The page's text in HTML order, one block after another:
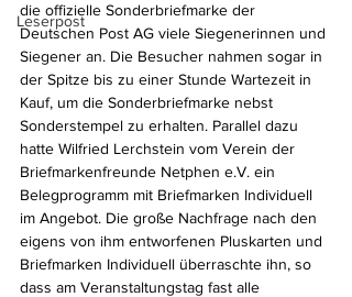
Leserpost
die offizielle Sonderbriefmarke der
Deutschen Post AG viele Siegenerinnen und
Siegener an. Die Besucher nahmen sogar in
der Spitze bis zu einer Stunde Wartezeit in
Kauf, um die Sonderbriefmarke nebst
Sonderstempel zu erhalten. Parallel dazu
hatte Wilfried Lerchstein vom Verein der
Briefmarkenfreunde Netphen e.V. ein
Belegprogramm mit Briefmarken Individuell
im Angebot. Die große Nachfrage nach den
eigens von ihm entworfenen Pluskarten und
Briefmarken Individuell überraschte ihn, so
dass am Veranstaltungstag fast alle